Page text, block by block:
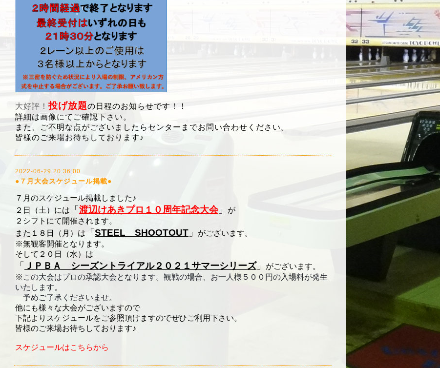
大好評！投げ放題の日程のお知らせです！！
詳細は画像にてご確認下さい。
また、ご不明な点がございましたらセンターまでお問い合わせください。
皆様のご来場お待ちしております♪
2022-06-29 20:36:00
●７月大会スケジュール掲載●
７月のスケジュール掲載しました♪
２日（土）には
「 渡辺けあきプロ１０周年記念大会」
が
２シフトにて開催されます。
また１８日（月）は
「 STEEL SHOOTOUT 」
がございます。
※無観客開催となります。
そして２０日（水）は
「 ＪＰＢＡ シーズントライアル２０２１サマーシリーズ」
がございます。
※ この大会はプロの承認大会となります。 観戦の場合、お一人様５００円の入場料が発生
いたします。
予めご了承くださいませ。
他にも様々な大会がございますので
下記よりスケジュールをご参照頂けますのでぜひご利用下さい。
皆様のご来場お待ちしております♪
スケジュールはこちらから